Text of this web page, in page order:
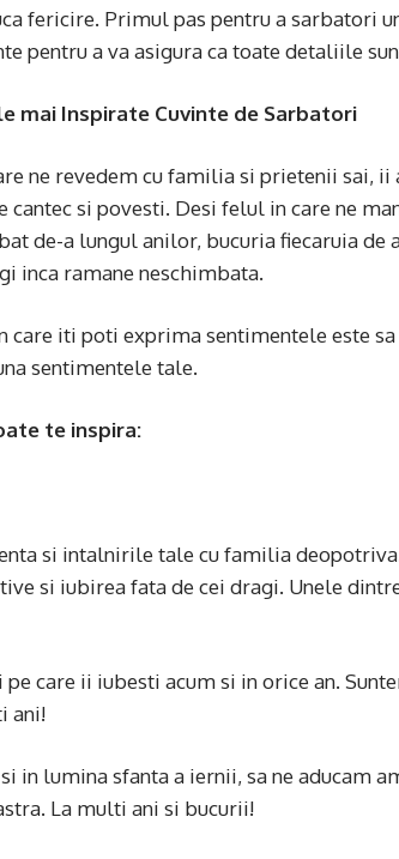
fericire. Primul pas pentru a sarbatori
pentru a va asigura ca toate detaliile
mai Inspirate Cuvinte de Sarbatori
ne revedem cu familia si prietenii sai, ii
si povesti. Desi felul in care ne
de-a lungul anilor, bucuria fiecaruia de
inca ramane neschimbata.
care iti poti exprima sentimentele este
sentimentele tale.
te inspira:
si intalnirile tale cu familia
si iubirea fata de cei dragi. Unele
care ii iubesti acum si in orice an.
ani!
in lumina sfanta a iernii, sa ne aducam
La multi ani si bucurii!